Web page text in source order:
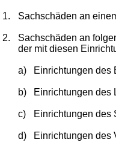
1. Sachschäden an
2.
Sachschäden an
der mit diesen
a) Einrichtungen des
b) Einrichtungen des
c) Einrichtungen des
d) Einrichtungen des